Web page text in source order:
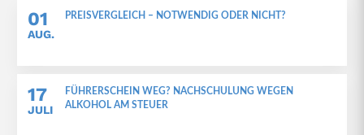
PREISVERGLEICH – NOTWENDIG ODER NICHT?
01
AUG.
FÜHRERSCHEIN WEG? NACHSCHULUNG WEGEN
ALKOHOL AM STEUER
17
JULI